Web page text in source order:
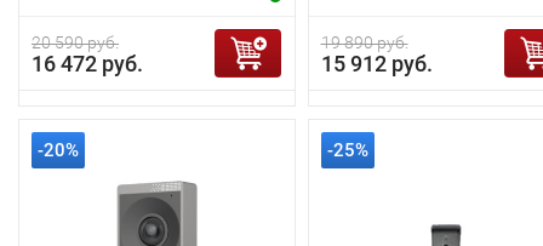
20 590 руб.
16 472 руб.
19 890 руб.
15 912 руб.
-20% -25%